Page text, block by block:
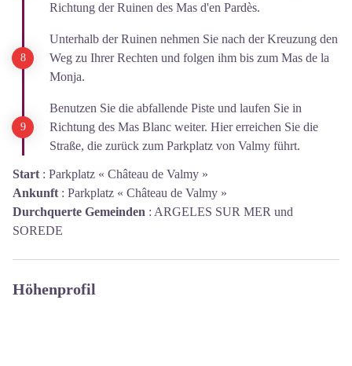
Richtung der Ruinen des Mas d'en Pardès.
Unterhalb der Ruinen nehmen Sie nach der Kreuzung den
Weg zu Ihrer Rechten und folgen ihm bis zum Mas de la
Monja.
Benutzen Sie die abfallende Piste und laufen Sie in
Richtung des Mas Blanc weiter. Hier erreichen Sie die
Straße, die zurück zum Parkplatz von Valmy führt.
Start : Parkplatz « Château de Valmy »
Ankunft : Parkplatz « Château de Valmy »
Durchquerte Gemeinden : ARGELES SUR MER und
SOREDE
Höhenprofil